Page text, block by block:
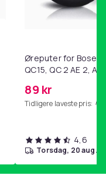
Magetrener, 6-rørs
Øreputer for Bose
QC15, QC 2 AE 2, AE
89 kr
Tidligere laveste pris: 99
4,6
torsdag, 20 aug.